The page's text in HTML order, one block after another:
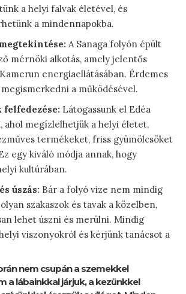
a helyi falvak életével, és
a mindennapokba.
A Sanaga folyón épült
mérnöki alkotás, amely jelentős
energiaellátásában. Érdemes
a működésével.
Látogassunk el Edéa
ahol megízlelhetjük a helyi életet,
termékeket, friss gyümölcsöket
egy kiváló módja annak, hogy
kultúrában.
úszás: Bár a folyó vize nem mindig
szakaszok és tavak a közelben,
lehet úszni és merülni. Mindig
viszonyokról és kérjünk tanácsot a
nem csupán a szemekkel
a lábainkkal járjuk, a kezünkkel